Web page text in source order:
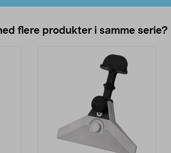
flere produkter i samme serie?